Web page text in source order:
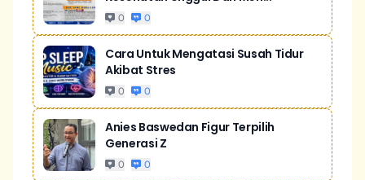
0 0
Cara Untuk Mengatasi Susah Tidur
Akibat Stres
0 0
Anies Baswedan Figur Terpilih
Generasi Z
0 0